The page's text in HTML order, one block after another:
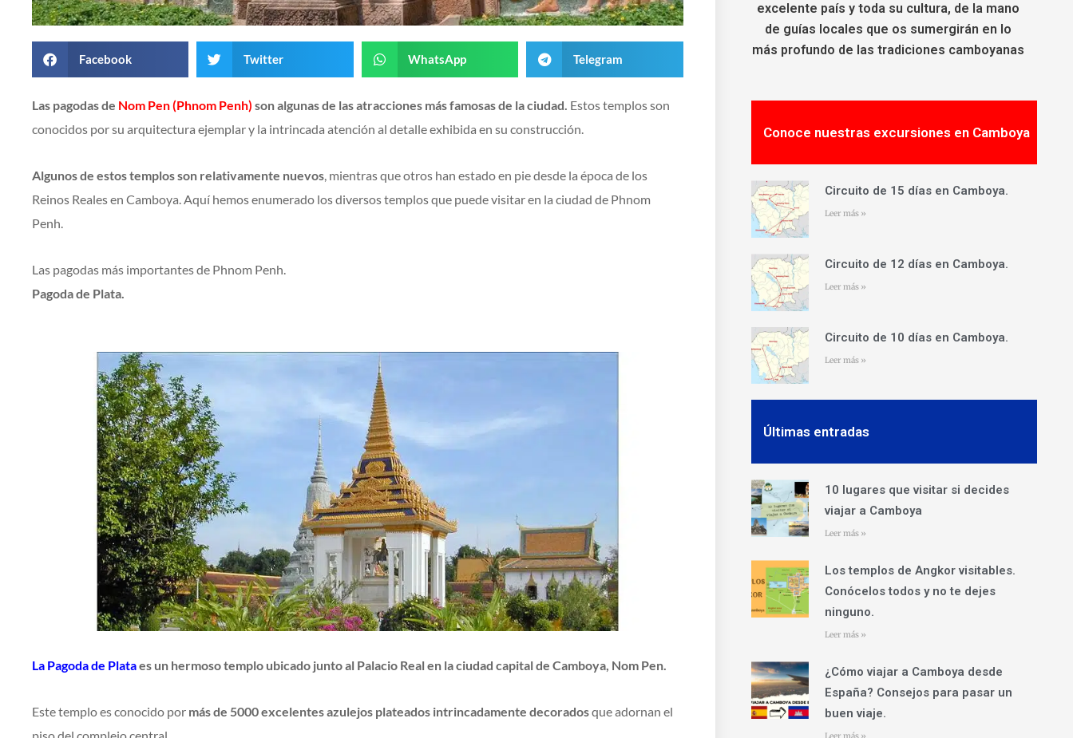
Facebook Twitter WhatsApp Telegram
Las pagodas de Nom Pen (Phnom Penh) son algunas de las atracciones más famosas de la ciudad. Estos templos son
conocidos por su arquitectura ejemplar y la intrincada atención al detalle exhibida en su construcción.
Algunos de estos templos son relativamente nuevos , mientras que otros han estado en pie desde la época de los
Reinos Reales en Camboya. Aquí hemos enumerado los diversos templos que puede visitar en la ciudad de Phnom
Penh.
Las pagodas más importantes de Phnom Penh.
Pagoda de Plata.
La Pagoda de Plataes un hermoso templo ubicado junto al Palacio Real en la ciudad capital de Camboya, Nom Pen.
Este templo es conocido por más de 5000 excelentes azulejos plateados intrincadamente decoradosque adornan el
excelente país y toda su cultura, de la mano
de guías locales que os sumergirán en lo
más profundo de las tradiciones camboyanas
Conoce nuestras excursiones en Camboya
Circuito de 15 días en Camboya.
Leer más »
Circuito de 12 días en Camboya.
Leer más »
Circuito de 10 días en Camboya.
Leer más »
Últimas entradas
10 lugares que visitar si decides
viajar a Camboya
Leer más »
Los templos de Angkor visitables.
Conócelos todos y no te dejes
ninguno.
Leer más »
¿Cómo viajar a Camboya desde
España? Consejos para pasar un
buen viaje.